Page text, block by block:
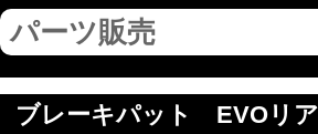
パーツ販売
ブレーキパット EVOリア